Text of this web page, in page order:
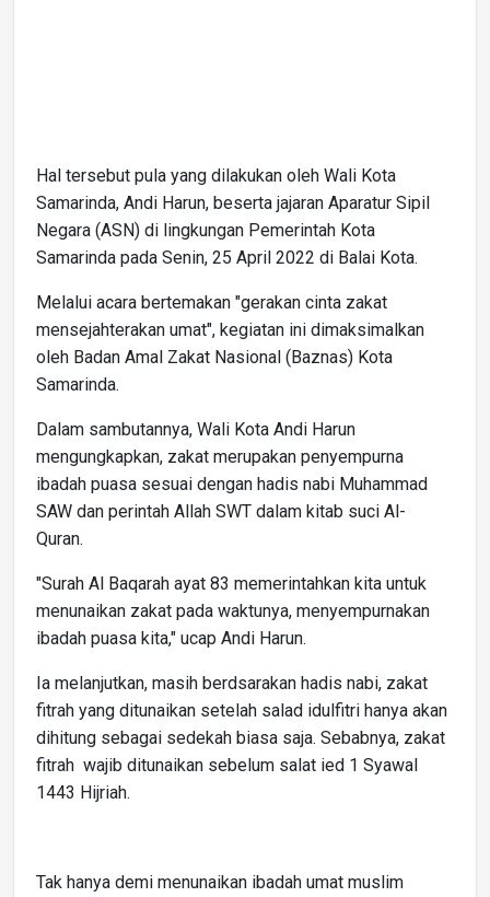
Hal tersebut pula yang dilakukan oleh Wali Kota
Samarinda, Andi Harun, beserta jajaran Aparatur Sipil
Negara (ASN) di lingkungan Pemerintah Kota
Samarinda pada Senin, 25 April 2022 di Balai Kota.
Melalui acara bertemakan "gerakan cinta zakat
mensejahterakan umat", kegiatan ini dimaksimalkan
oleh Badan Amal Zakat Nasional (Baznas) Kota
Samarinda.
Dalam sambutannya, Wali Kota Andi Harun
mengungkapkan, zakat merupakan penyempurna
ibadah puasa sesuai dengan hadis nabi Muhammad
SAW dan perintah Allah SWT dalam kitab suci Al-
Quran.
"Surah Al Baqarah ayat 83 memerintahkan kita untuk
menunaikan zakat pada waktunya, menyempurnakan
ibadah puasa kita," ucap Andi Harun.
Ia melanjutkan, masih berdsarakan hadis nabi, zakat
fitrah yang ditunaikan setelah salad idulfitri hanya akan
dihitung sebagai sedekah biasa saja. Sebabnya, zakat
fitrah wajib ditunaikan sebelum salat ied 1 Syawal
1443 Hijriah.
Tak hanya demi menunaikan ibadah umat muslim